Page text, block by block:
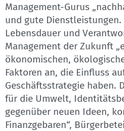
Management-Gurus
und gute Dienstleistungen.
Lebensdauer und
Management der Zukunft
ökonomischen,
Faktoren an, die Einfluss
Geschäftsstrategie haben.
für die Umwelt,
gegenüber neuen Ideen,
Finanzgebaren“,